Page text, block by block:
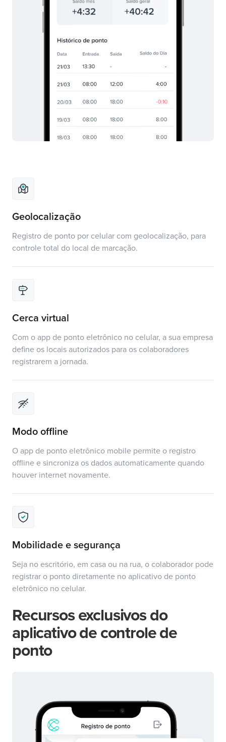
Geolocalização
Registro de ponto por celular com geolocalização, para
controle total do local de marcação.
Cerca virtual
Com o app de ponto eletrônico no celular, a sua empresa
define os locais autorizados para os colaboradores
registrarem a jornada.
Modo offline
O app de ponto eletrônico mobile permite o registro
offline e sincroniza os dados automaticamente quando
houver internet novamente.
Mobilidade e segurança
Seja no escritório, em casa ou na rua, o colaborador pode
registrar o ponto diretamente no aplicativo de ponto
eletrônico no celular.
Recursos exclusivos do
aplicativo de controle de
ponto